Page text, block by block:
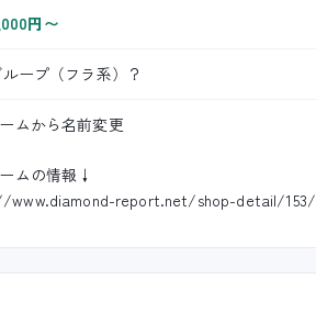
円〜
ループ（フラ系）？
ムから名前変更
ムの情報↓
www.diamond-report.net/shop-detail/153/